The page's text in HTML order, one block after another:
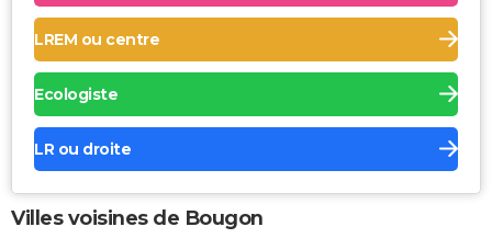
LREM ou centre
Ecologiste
LR ou droite
Villes voisines de Bougon